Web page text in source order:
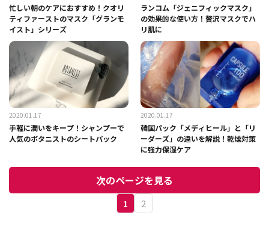
忙しい朝のケアにおすすめ！クオリ
ティファーストのマスク「グランモ
イスト」シリーズ
ランコム「ジェニフィックマスク」
の効果的な使い方！贅沢マスクでハ
リ肌に
2020.01.17
手軽に潤いをキープ！シャンプーで
人気のボタニストのシートパック
2020.01.17
韓国パック「メディヒール」と「リ
ーダーズ」の違いを解説！乾燥対策
に強力保湿ケア
次のページを見る
1 2